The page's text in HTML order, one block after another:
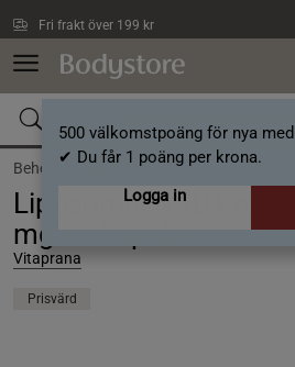
Fri frakt över 199 kr
500 välkomstpoäng för nya
✔ Du får 1 poäng per krona.
Logga in
Behov / Longevity
Liposomal NAD+ med
mg 30 kapslar
Vitaprana
Prisvärd